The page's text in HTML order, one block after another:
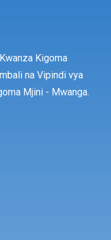
Kigoma
na Vipindi vya
Mjini - Mwanga.